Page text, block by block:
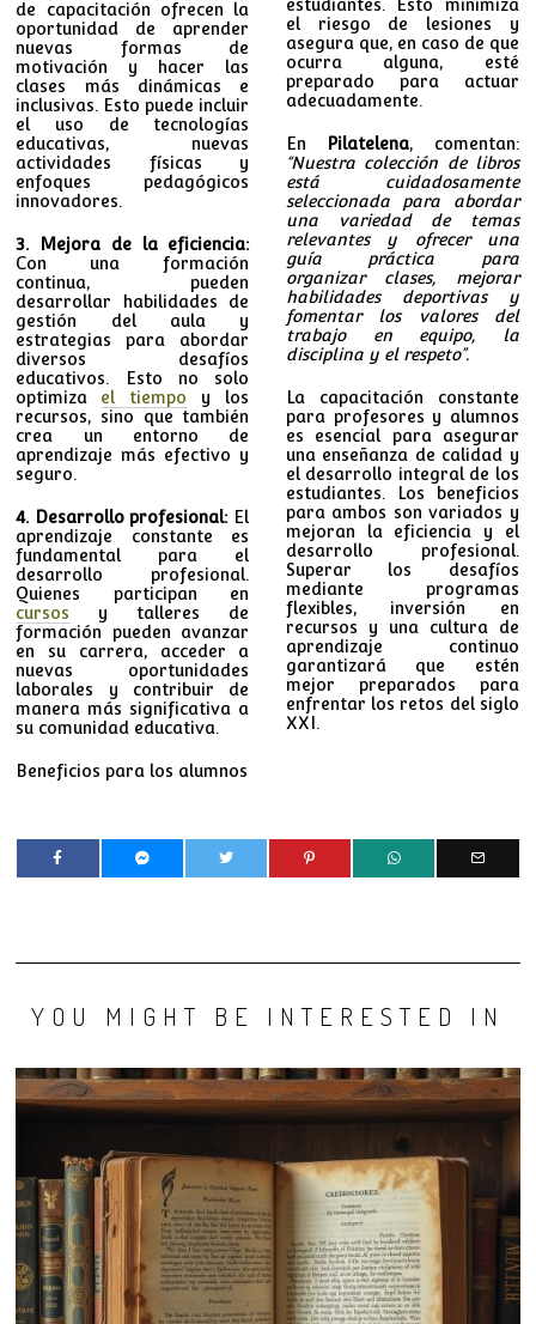
de capacitación ofrecen la
oportunidad de aprender
nuevas formas de
motivación y hacer las
clases más dinámicas e
inclusivas. Esto puede incluir
el uso de tecnologías
educativas, nuevas
actividades físicas y
enfoques pedagógicos
innovadores.
3. Mejora de la eficiencia:
Con una formación
continua, pueden
desarrollar habilidades de
gestión del aula y
estrategias para abordar
diversos desafíos
educativos. Esto no solo
optimiza el tiempo y los
recursos, sino que también
crea un entorno de
aprendizaje más efectivo y
seguro.
4. Desarrollo profesional: El
aprendizaje constante es
fundamental para el
desarrollo profesional.
Quienes participan en
cursos y talleres de
formación pueden avanzar
en su carrera, acceder a
nuevas oportunidades
laborales y contribuir de
manera más significativa a
su comunidad educativa.
Beneficios para los alumnos
estudiantes. Esto minimiza
el riesgo de lesiones y
asegura que, en caso de que
ocurra alguna, esté
preparado para actuar
adecuadamente.
En Pilatelena, comentan:
“Nuestra colección de libros
está cuidadosamente
seleccionada para abordar
una variedad de temas
relevantes y ofrecer una
guía práctica para
organizar clases, mejorar
habilidades deportivas y
fomentar los valores del
trabajo en equipo, la
disciplina y el respeto”.
La capacitación constante
para profesores y alumnos
es esencial para asegurar
una enseñanza de calidad y
el desarrollo integral de los
estudiantes. Los beneficios
para ambos son variados y
mejoran la eficiencia y el
desarrollo profesional.
Superar los desafíos
mediante programas
flexibles, inversión en
recursos y una cultura de
aprendizaje continuo
garantizará que estén
mejor preparados para
enfrentar los retos del siglo
XXI.
YOU MIGHT BE INTERESTED IN